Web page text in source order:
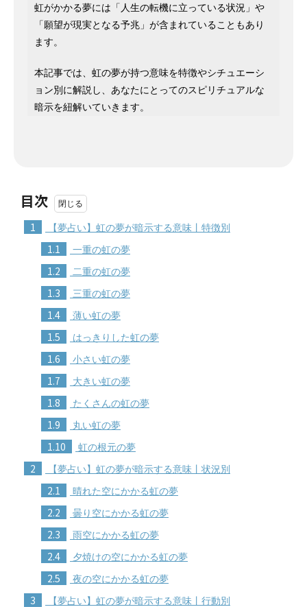
虹がかかる夢には「人生の転機に立っている状況」や
「願望が現実となる予兆」が含まれていることもあり
ます。
本記事では、虹の夢が持つ意味を特徴やシチュエーシ
ョン別に解説し、あなたにとってのスピリチュアルな
暗示を紐解いていきます。
目次
1 【夢占い】虹の夢が暗示する意味丨特徴別
1.1 一重の虹の夢
1.2 二重の虹の夢
1.3 三重の虹の夢
1.4 薄い虹の夢
1.5 はっきりした虹の夢
1.6 小さい虹の夢
1.7 大きい虹の夢
1.8 たくさんの虹の夢
1.9 丸い虹の夢
1.10 虹の根元の夢
2 【夢占い】虹の夢が暗示する意味丨状況別
2.1 晴れた空にかかる虹の夢
2.2 曇り空にかかる虹の夢
2.3 雨空にかかる虹の夢
2.4 夕焼けの空にかかる虹の夢
2.5 夜の空にかかる虹の夢
3 【夢占い】虹の夢が暗示する意味丨行動別